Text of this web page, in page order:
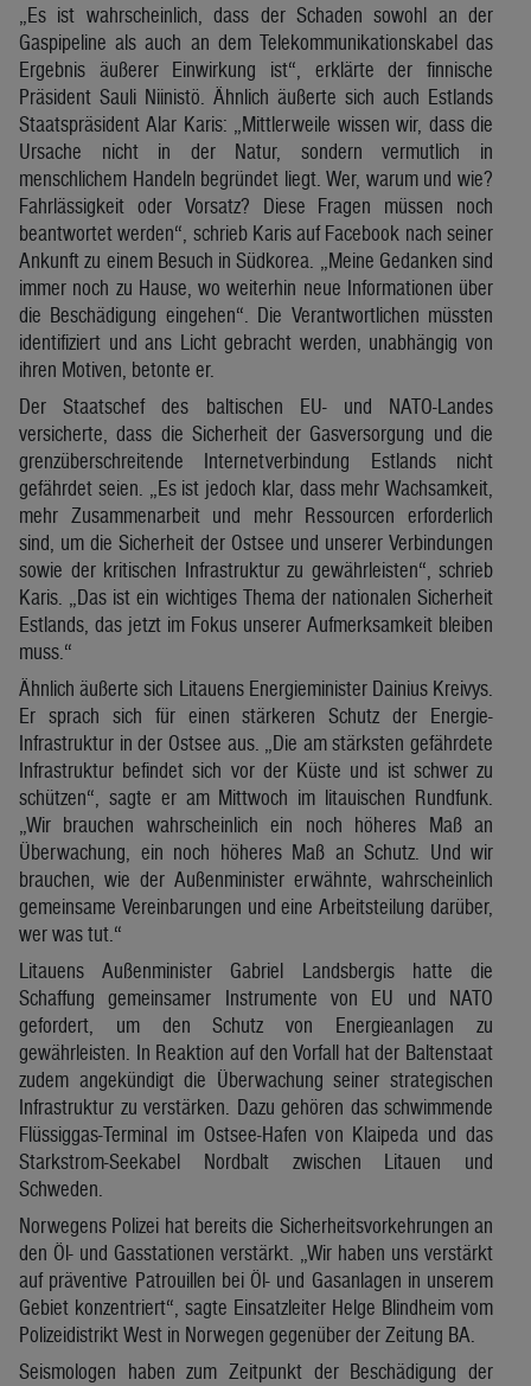
„Es ist wahrscheinlich, dass der Schaden sowohl an der
Gaspipeline als auch an dem Telekommunikationskabel das
Ergebnis äußerer Einwirkung ist“, erklärte der finnische
Präsident Sauli Niinistö. Ähnlich äußerte sich auch Estlands
Staatspräsident Alar Karis: „Mittlerweile wissen wir, dass die
Ursache nicht in der Natur, sondern vermutlich in
menschlichem Handeln begründet liegt. Wer, warum und wie?
Fahrlässigkeit oder Vorsatz? Diese Fragen müssen noch
beantwortet werden“, schrieb Karis auf Facebook nach seiner
Ankunft zu einem Besuch in Südkorea. „Meine Gedanken sind
immer noch zu Hause, wo weiterhin neue Informationen über
die Beschädigung eingehen“. Die Verantwortlichen müssten
identifiziert und ans Licht gebracht werden, unabhängig von
ihren Motiven, betonte er.
Der Staatschef des baltischen EU- und NATO-Landes
versicherte, dass die Sicherheit der Gasversorgung und die
grenzüberschreitende Internetverbindung Estlands nicht
gefährdet seien. „Es ist jedoch klar, dass mehr Wachsamkeit,
mehr Zusammenarbeit und mehr Ressourcen erforderlich
sind, um die Sicherheit der Ostsee und unserer Verbindungen
sowie der kritischen Infrastruktur zu gewährleisten“, schrieb
Karis. „Das ist ein wichtiges Thema der nationalen Sicherheit
Estlands, das jetzt im Fokus unserer Aufmerksamkeit bleiben
muss.“
Ähnlich äußerte sich Litauens Energieminister Dainius Kreivys.
Er sprach sich für einen stärkeren Schutz der Energie-
Infrastruktur in der Ostsee aus. „Die am stärksten gefährdete
Infrastruktur befindet sich vor der Küste und ist schwer zu
schützen“, sagte er am Mittwoch im litauischen Rundfunk.
„Wir brauchen wahrscheinlich ein noch höheres Maß an
Überwachung, ein noch höheres Maß an Schutz. Und wir
brauchen, wie der Außenminister erwähnte, wahrscheinlich
gemeinsame Vereinbarungen und eine Arbeitsteilung darüber,
wer was tut.“
Litauens Außenminister Gabriel Landsbergis hatte die
Schaffung gemeinsamer Instrumente von EU und NATO
gefordert, um den Schutz von Energieanlagen zu
gewährleisten. In Reaktion auf den Vorfall hat der Baltenstaat
zudem angekündigt die Überwachung seiner strategischen
Infrastruktur zu verstärken. Dazu gehören das schwimmende
Flüssiggas-Terminal im Ostsee-Hafen von Klaipeda und das
Starkstrom-Seekabel Nordbalt zwischen Litauen und
Schweden.
Norwegens Polizei hat bereits die Sicherheitsvorkehrungen an
den Öl- und Gasstationen verstärkt. „Wir haben uns verstärkt
auf präventive Patrouillen bei Öl- und Gasanlagen in unserem
Gebiet konzentriert“, sagte Einsatzleiter Helge Blindheim vom
Polizeidistrikt West in Norwegen gegenüber der Zeitung BA.
Seismologen haben zum Zeitpunkt der Beschädigung der